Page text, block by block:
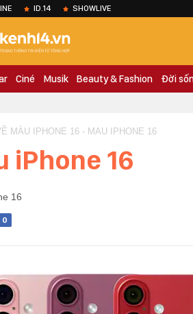
ID.14 SHOWLIVE
Ciné Musik Beauty & Fashion Đời
MÀU IPHONE 16 - MAU IPHONE 16
iPhone 16
16
0